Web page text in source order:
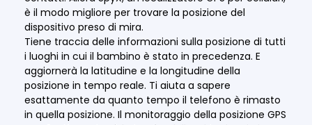
è il modo migliore per trovare la posizione del
dispositivo preso di mira.
Tiene traccia delle informazioni sulla posizione di tutti
i luoghi in cui il bambino è stato in precedenza. E
aggiornerà la latitudine e la longitudine della
posizione in tempo reale. Ti aiuta a sapere
esattamente da quanto tempo il telefono è rimasto
in quella posizione. Il monitoraggio della posizione GPS